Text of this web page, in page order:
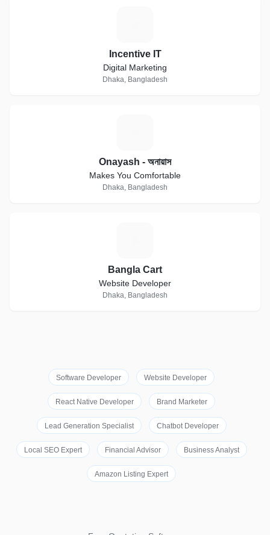
Incentive IT
Digital Marketing
Dhaka, Bangladesh
Onayash - অনায়াস
Makes You Comfortable
Dhaka, Bangladesh
Bangla Cart
Website Developer
Dhaka, Bangladesh
Software Developer Website Developer
React Native Developer Brand Marketer
Lead Generation Specialist Chatbot Developer
Local SEO Expert Financial Advisor Business Analyst
Amazon Listing Expert